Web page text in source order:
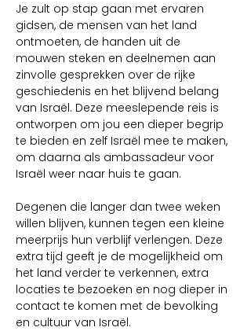
Je zult op stap gaan met ervaren
gidsen, de mensen van het land
ontmoeten, de handen uit de
mouwen steken en deelnemen aan
zinvolle gesprekken over de rijke
geschiedenis en het blijvend belang
van Israël. Deze meeslepende reis is
ontworpen om jou een dieper begrip
te bieden en zelf Israël mee te maken,
om daarna als ambassadeur voor
Israël weer naar huis te gaan.
Degenen die langer dan twee weken
willen blijven, kunnen tegen een kleine
meerprijs hun verblijf verlengen. Deze
extra tijd geeft je de mogelijkheid om
het land verder te verkennen, extra
locaties te bezoeken en nog dieper in
contact te komen met de bevolking
en cultuur van Israël.